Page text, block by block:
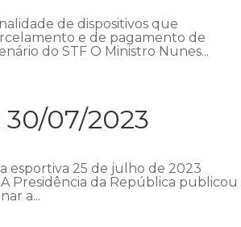
de dispositivos que
e de pagamento de
do STF O Ministro Nunes...
07/2023
esportiva 25 de julho de 2023
A Presidência da República publicou
a...